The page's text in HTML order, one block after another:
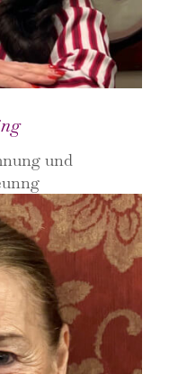
und